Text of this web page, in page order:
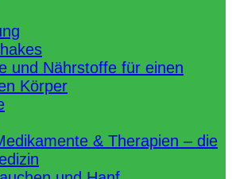
und Nährstoffe für einen
Körper
& Therapien – die